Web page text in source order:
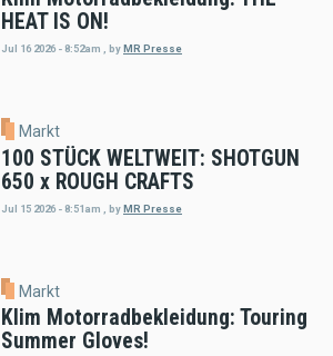
HEAT IS ON!
Jul 16 2026 - 8:52am byMR Presse
Markt
100 STÜCK WELTWEIT: SHOTGUN
650 x ROUGH CRAFTS
Jul 15 2026 - 8:51am byMR Presse
Markt
Klim Motorradbekleidung: Touring
Summer Gloves!